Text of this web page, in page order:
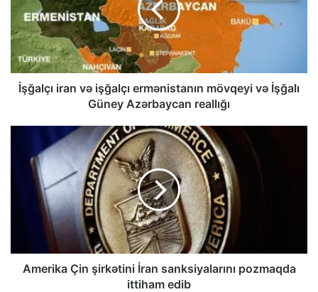
İşğalçı iran və işğalçı ermənistanın mövqeyi və İşğalı
Güney Azərbaycan reallığı
Amerika Çin şirkətini İran sanksiyalarını pozmaqda
ittiham edib